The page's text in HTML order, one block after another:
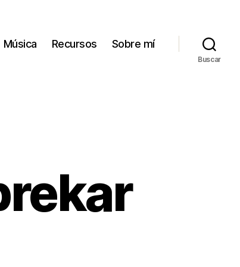
Música Recursos Sobre mí
Buscar